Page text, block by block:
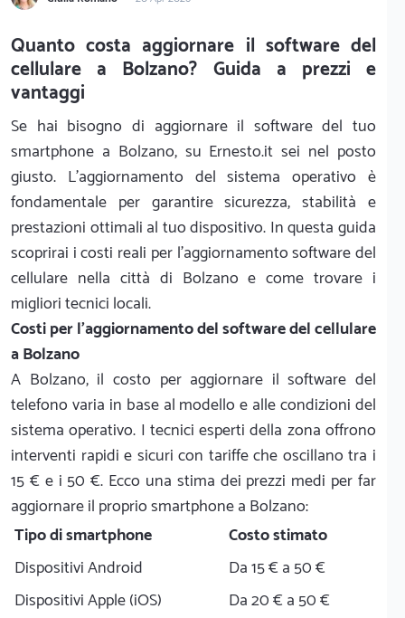
Quanto costa aggiornare il software del
cellulare a Bolzano? Guida a prezzi e
vantaggi
Se hai bisogno di aggiornare il software del tuo
smartphone a Bolzano, su Ernesto.it sei nel posto
giusto. L'aggiornamento del sistema operativo è
fondamentale per garantire sicurezza, stabilità e
prestazioni ottimali al tuo dispositivo. In questa guida
scoprirai i costi reali per l'aggiornamento software del
cellulare nella città di Bolzano e come trovare i
migliori tecnici locali.
Costi per l'aggiornamento del software del cellulare
a Bolzano
A Bolzano, il costo per aggiornare il software del
telefono varia in base al modello e alle condizioni del
sistema operativo. I tecnici esperti della zona offrono
interventi rapidi e sicuri con tariffe che oscillano tra i
15 € e i 50 €. Ecco una stima dei prezzi medi per far
aggiornare il proprio smartphone a Bolzano:
Tipo di smartphone
Costo stimato
Dispositivi Android
Da 15 € a 50 €
Dispositivi Apple (iOS)
Da 20 € a 50 €